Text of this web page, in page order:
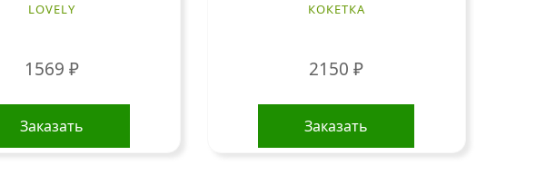
LOVELY
1569 ₽
Заказать
КОКЕТКА
2150₽
Заказать